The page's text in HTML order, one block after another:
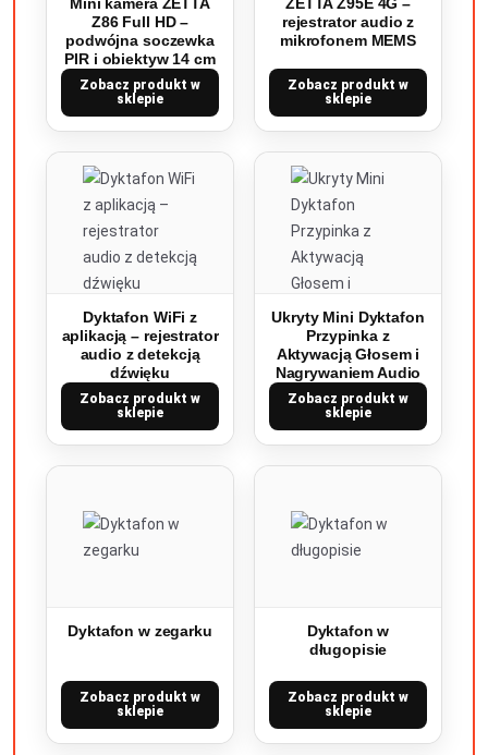
Z86 Full HD –
podwójna soczewka
PIR i obiektyw 14 cm
Zobacz produkt w
sklepie
rejestrator audio z
mikrofonem MEMS
Zobacz produkt w
sklepie
Dyktafon WiFi z
aplikacją – rejestrator
audio z detekcją
dźwięku
Zobacz produkt w
sklepie
Ukryty Mini Dyktafon
Przypinka z
Aktywacją Głosem i
Nagrywaniem Audio
Zobacz produkt w
sklepie
Dyktafon w zegarku
Zobacz produkt w
sklepie
Dyktafon w
długopisie
Zobacz produkt w
sklepie